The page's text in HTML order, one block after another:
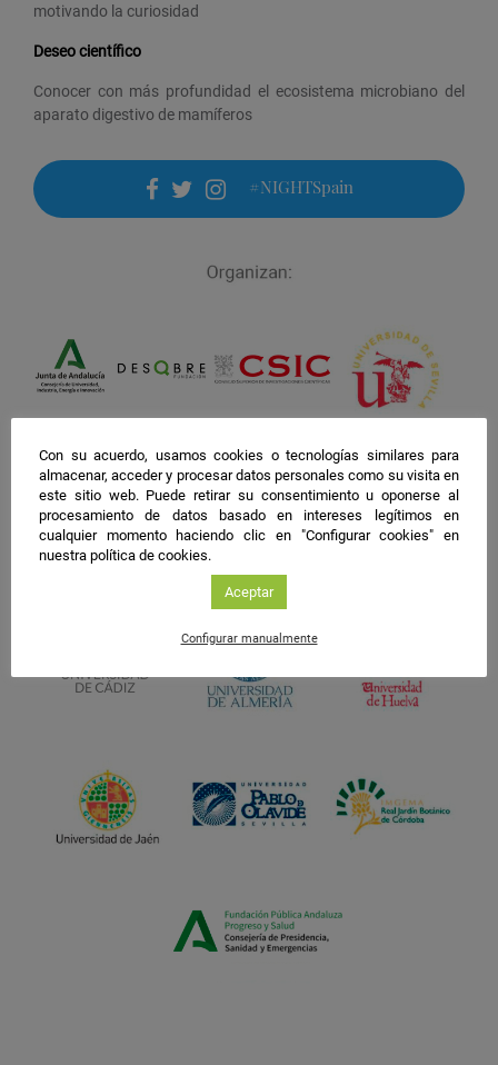
motivando la curiosidad
Deseo científico
Conocer con más profundidad el ecosistema microbiano del
aparato digestivo de mamíferos
facebook
twitter
instagram
#NIGHTSpain
Con su acuerdo, usamos cookies o tecnologías similares para
almacenar, acceder y procesar datos personales como su visita en
este sitio web. Puede retirar su consentimiento u oponerse al
procesamiento de datos basado en intereses legítimos en
cualquier momento haciendo clic en "Configurar cookies" en
nuestra política de cookies.
Aceptar
Configurar manualmente